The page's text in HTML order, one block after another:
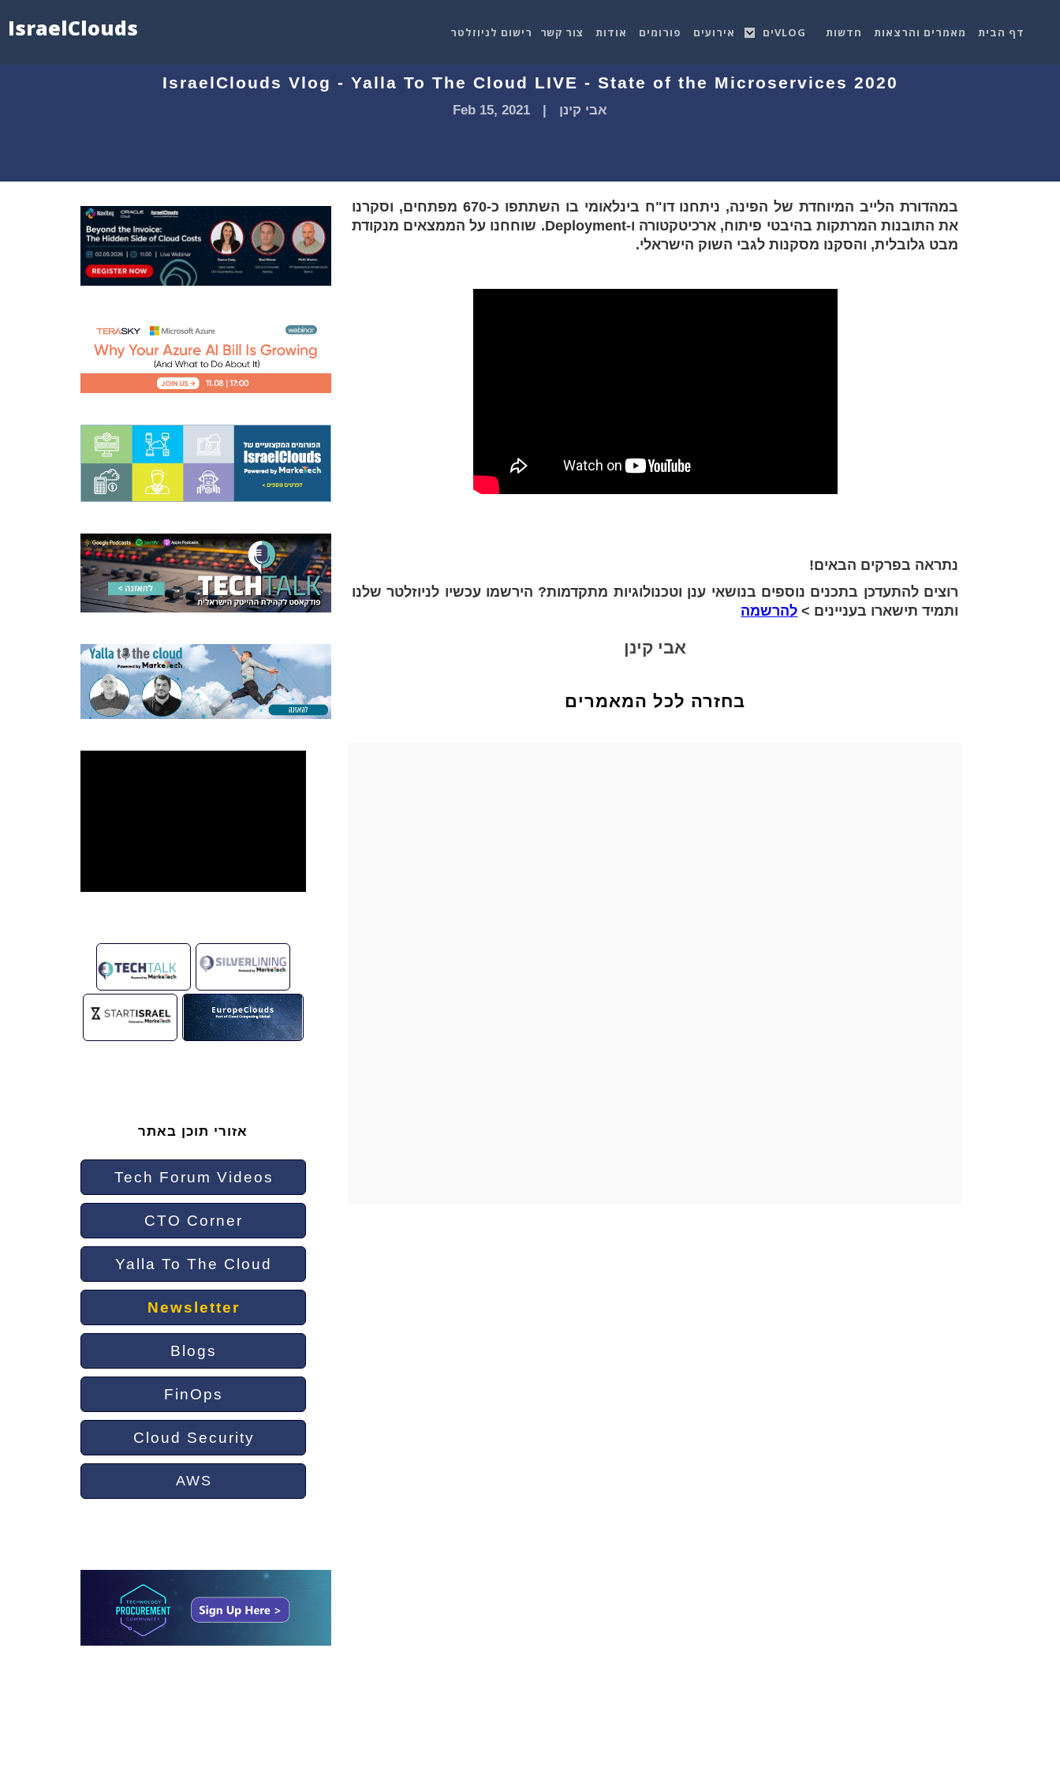
IsraelClouds דף הבית מאמרים והרצאות חדשות VLOGים אירועים פורומים אודות צור קשר רישום לניוזלטר
IsraelClouds Vlog - Yalla To The Cloud LIVE - State of the Microservices 2020
אבי קינן |
Feb 15, 2021
אזורי תוכן באתר
Tech Forum Videos
CTO Corner
Yalla To The Cloud
Newsletter
Blogs
FinOps
Cloud Security
AWS
במהדורת הלייב המיוחדת של הפינה, ניתחנו דו"ח בינלאומי בו השתתפו כ-670 מפתחים, וסקרנו
את התובנות המרתקות בהיבטי פיתוח, ארכיטקטורה ו-Deployment. שוחחנו על הממצאים מנקודת
מבט גלובלית, והסקנו מסקנות לגבי השוק הישראלי.
נתראה בפרקים הבאים!
רוצים להתעדכן בתכנים נוספים בנושאי ענן וטכנולוגיות מתקדמות? הירשמו עכשיו לניוזלטר שלנו
ותמיד תישארו בעניינים > להרשמה
אבי קינן
בחזרה לכל המאמרים